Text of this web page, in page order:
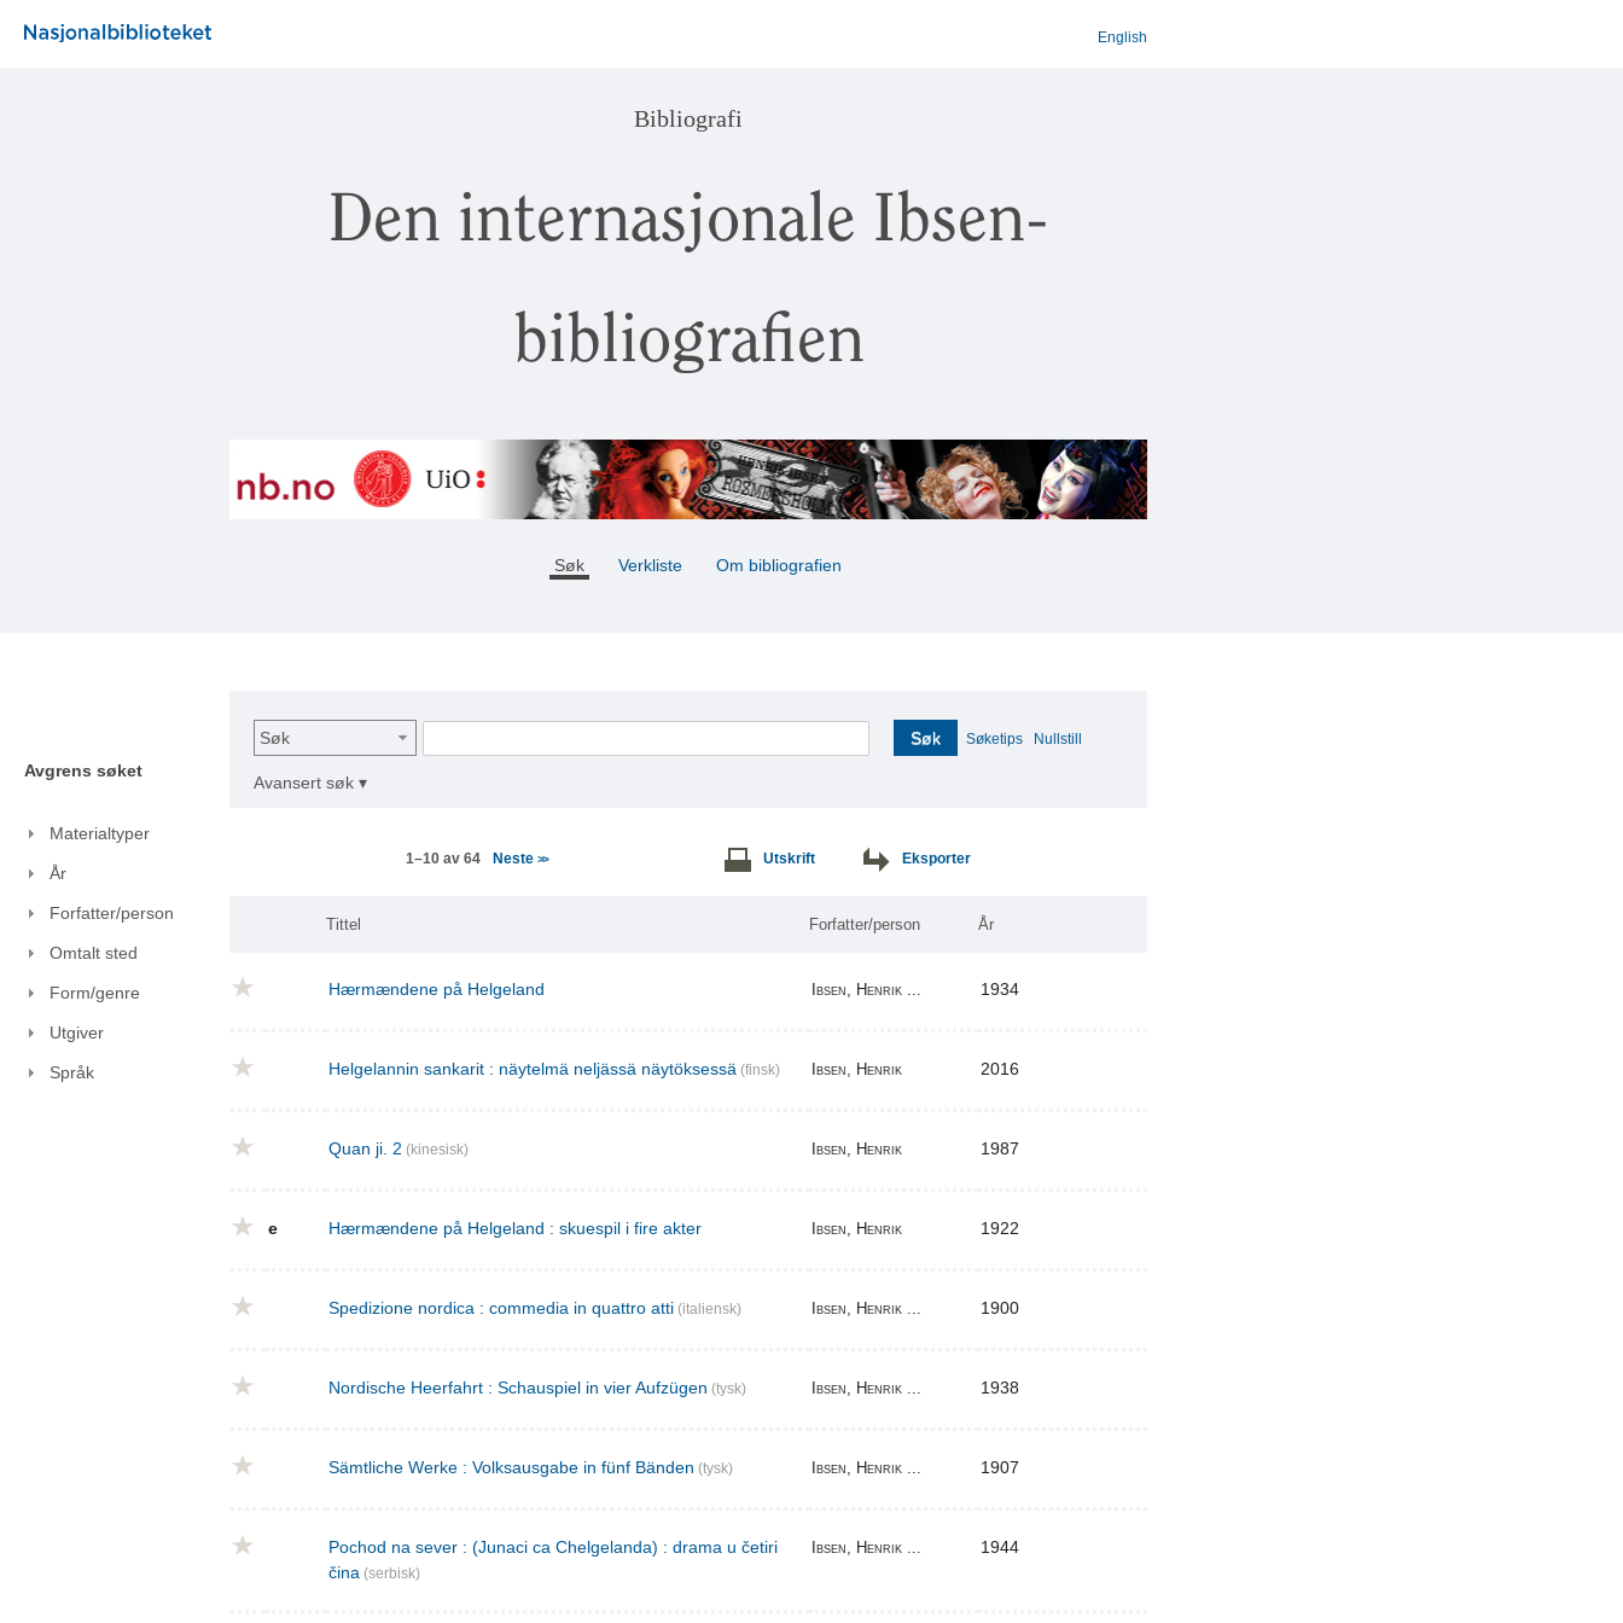
English
Bibliografi
Den internasjonale Ibsen-
bibliografien
Søk Verkliste Om bibliografien
Avgrens søket
Materialtyper
År
Forfatter/person
Omtalt sted
Form/genre
Utgiver
Språk
Søk Søk Søketips Nullstill
Avansert søk ▾
1–10 av 64 Neste>> Utskrift Eksporter
Tittel Forfatter/person År
Hærmændene på Helgeland Ibsen, Henrik ... 1934
Helgelannin sankarit : näytelmä neljässä näytöksessä (finsk) Ibsen, Henrik 2016
Quan ji. 2 (kinesisk) Ibsen, Henrik 1987
e Hærmændene på Helgeland : skuespil i fire akter Ibsen, Henrik 1922
Spedizione nordica : commedia in quattro atti (italiensk) Ibsen, Henrik ... 1900
Nordische Heerfahrt : Schauspiel in vier Aufzügen (tysk) Ibsen, Henrik ... 1938
Sämtliche Werke : Volksausgabe in fünf Bänden (tysk) Ibsen, Henrik ... 1907
Pochod na sever : (Junaci ca Chelgelanda) : drama u četiri
čina (serbisk)
Ibsen, Henrik ... 1944